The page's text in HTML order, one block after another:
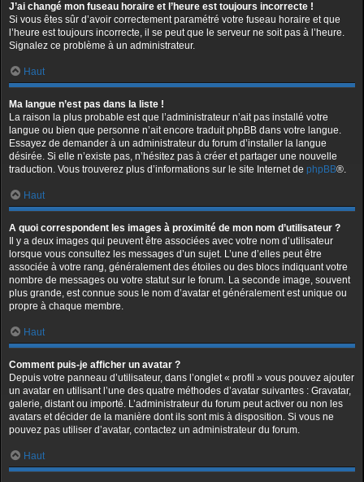
J’ai changé mon fuseau horaire et l’heure est toujours incorrecte !
Si vous êtes sûr d’avoir correctement paramétré votre fuseau horaire et que
l’heure est toujours incorrecte, il se peut que le serveur ne soit pas à l’heure.
Signalez ce problème à un administrateur.
Haut
Ma langue n’est pas dans la liste !
La raison la plus probable est que l’administrateur n’ait pas installé votre
langue ou bien que personne n’ait encore traduit phpBB dans votre langue.
Essayez de demander à un administrateur du forum d’installer la langue
désirée. Si elle n’existe pas, n’hésitez pas à créer et partager une nouvelle
traduction. Vous trouverez plus d’informations sur le site Internet de phpBB®.
Haut
A quoi correspondent les images à proximité de mon nom d’utilisateur ?
Il y a deux images qui peuvent être associées avec votre nom d’utilisateur
lorsque vous consultez les messages d’un sujet. L’une d’elles peut être
associée à votre rang, généralement des étoiles ou des blocs indiquant votre
nombre de messages ou votre statut sur le forum. La seconde image, souvent
plus grande, est connue sous le nom d’avatar et généralement est unique ou
propre à chaque membre.
Haut
Comment puis-je afficher un avatar ?
Depuis votre panneau d’utilisateur, dans l’onglet « profil » vous pouvez ajouter
un avatar en utilisant l’une des quatre méthodes d’avatar suivantes : Gravatar,
galerie, distant ou importé. L’administrateur du forum peut activer ou non les
avatars et décider de la manière dont ils sont mis à disposition. Si vous ne
pouvez pas utiliser d’avatar, contactez un administrateur du forum.
Haut